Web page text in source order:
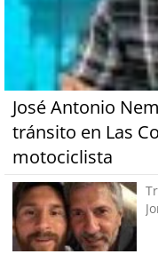
José Antonio
tránsito en Las
motociclista